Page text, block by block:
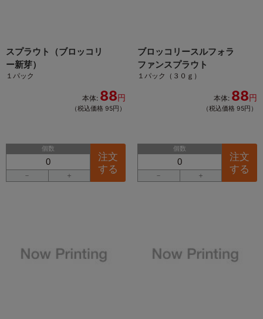
スプラウト（ブロッコリ
ー新芽）
１パック
本体: 88円
（税込価格 95円）
個数
－ ＋
注文
する
ブロッコリースルフォラ
ファンスプラウト
１パック（３０ｇ）
本体: 88円
（税込価格 95円）
個数
－ ＋
注文
する